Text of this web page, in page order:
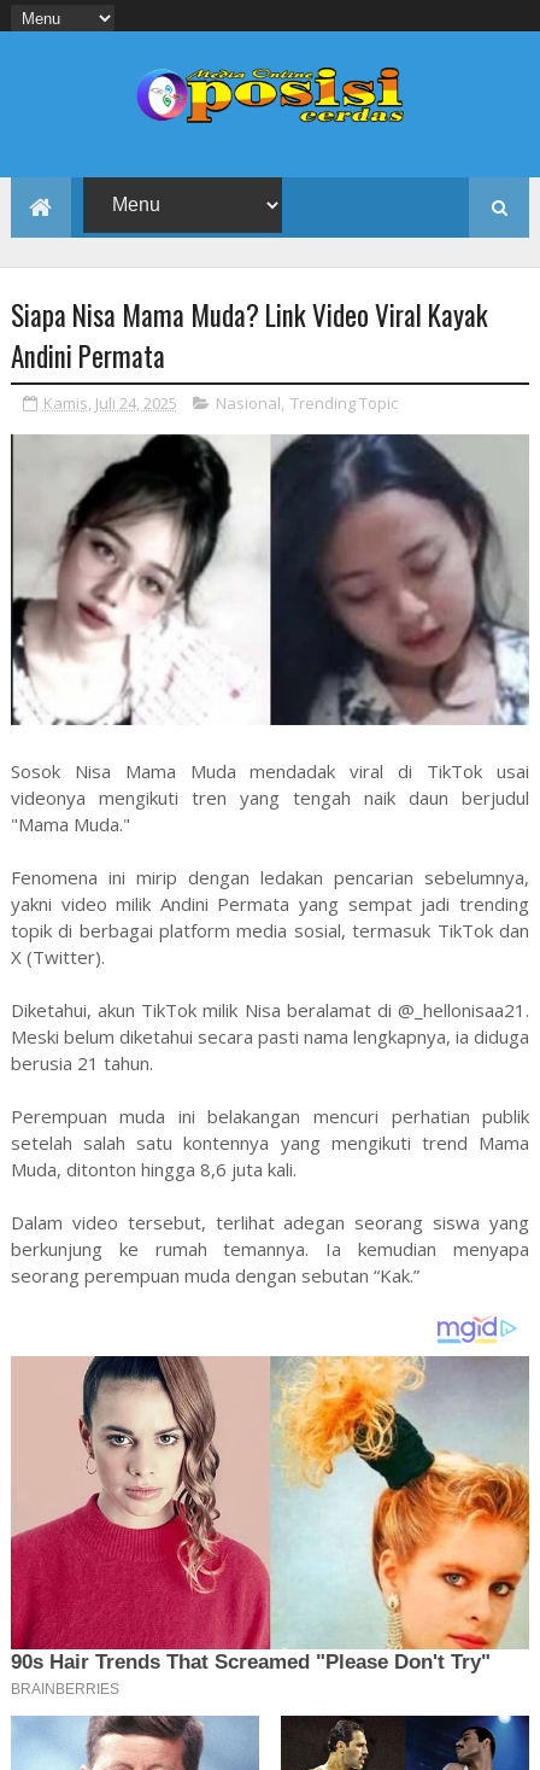
Siapa Nisa Mama Muda? Link Video Viral Kayak
Andini Permata
Kamis, Juli 24, 2025 Nasional, Trending Topic
Sosok Nisa Mama Muda mendadak viral di TikTok usai
videonya mengikuti tren yang tengah naik daun berjudul
"Mama Muda."
Fenomena ini mirip dengan ledakan pencarian sebelumnya,
yakni video milik Andini Permata yang sempat jadi trending
topik di berbagai platform media sosial, termasuk TikTok dan
X (Twitter).
Diketahui, akun TikTok milik Nisa beralamat di @_hellonisaa21.
Meski belum diketahui secara pasti nama lengkapnya, ia diduga
berusia 21 tahun.
Perempuan muda ini belakangan mencuri perhatian publik
setelah salah satu kontennya yang mengikuti trend Mama
Muda, ditonton hingga 8,6 juta kali.
Dalam video tersebut, terlihat adegan seorang siswa yang
berkunjung ke rumah temannya. Ia kemudian menyapa
seorang perempuan muda dengan sebutan “Kak.”